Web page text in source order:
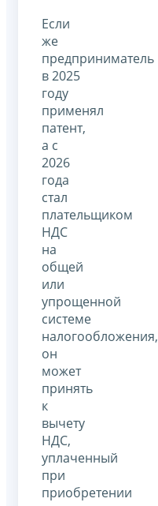
Если
же
предприниматель
в 2025
году
применял
патент,
а с
2026
года
стал
плательщиком
НДС
на
общей
или
упрощенной
системе
налогообложения,
он
может
принять
к
вычету
НДС,
уплаченный
при
приобретении